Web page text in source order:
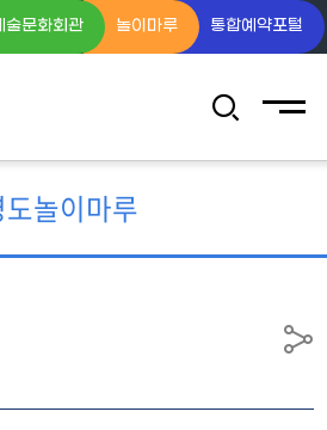
술문화회관 놀이마루 통합예약포털
검
색
역
도놀이마루
공